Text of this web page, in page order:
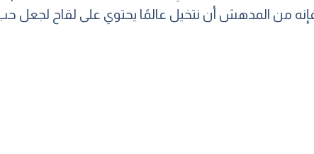
من المدهش أن نتخيل عالمًا يحتوي على لقاح لجعل